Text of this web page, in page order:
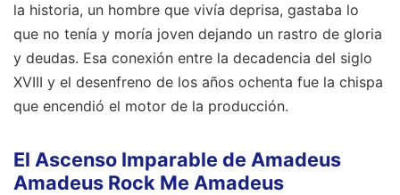
la historia, un hombre que vivía deprisa, gastaba lo
que no tenía y moría joven dejando un rastro de gloria
y deudas. Esa conexión entre la decadencia del siglo
XVIII y el desenfreno de los años ochenta fue la chispa
que encendió el motor de la producción.
El Ascenso Imparable de Amadeus
Amadeus Rock Me Amadeus